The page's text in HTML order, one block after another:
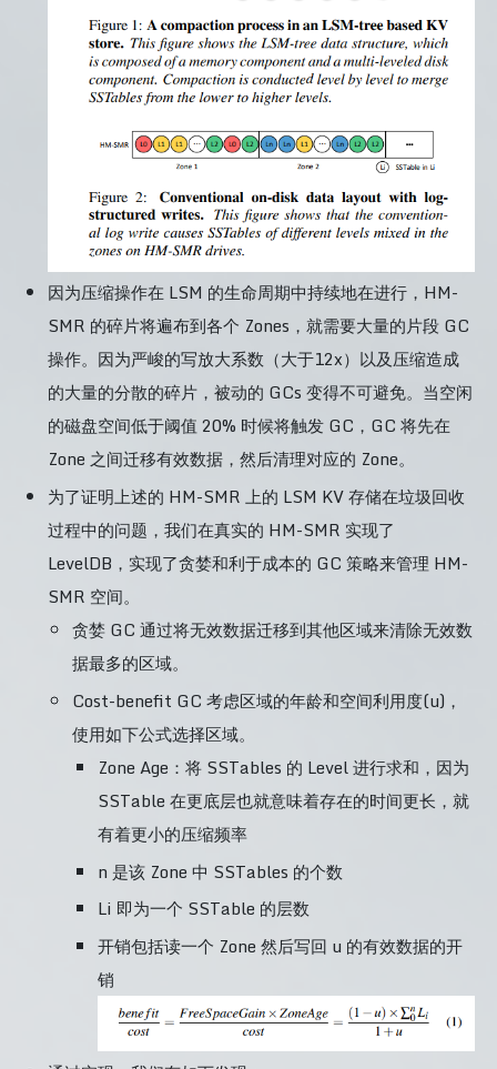
因为压缩操作在 LSM 的生命周期中持续地在进行，HM-
SMR 的碎片将遍布到各个 Zones，就需要大量的片段 GC
操作。因为严峻的写放大系数（大于12x）以及压缩造成
的大量的分散的碎片，被动的 GCs 变得不可避免。当空闲
的磁盘空间低于阈值 20% 时候将触发 GC，GC 将先在
Zone 之间迁移有效数据，然后清理对应的 Zone。
为了证明上述的 HM-SMR 上的 LSM KV 存储在垃圾回收
过程中的问题，我们在真实的 HM-SMR 实现了
LevelDB，实现了贪婪和利于成本的 GC 策略来管理 HM-
SMR 空间。
贪婪 GC 通过将无效数据迁移到其他区域来清除无效数
据最多的区域。
Cost-benefit GC 考虑区域的年龄和空间利用度(u)，
使用如下公式选择区域。
Zone Age：将 SSTables 的 Level 进行求和，因为
SSTable 在更底层也就意味着存在的时间更长，就
有着更小的压缩频率
n 是该 Zone 中 SSTables 的个数
Li 即为一个 SSTable 的层数
开销包括读一个 Zone 然后写回 u 的有效数据的开
销